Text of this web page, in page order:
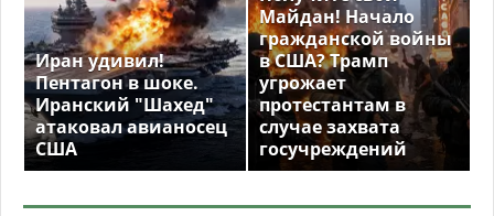
Иран удивил!
Пентагон в шоке.
Иранский "Шахед"
атаковал авианосец
США
Майдан! Начало
гражданской войны
в США? Трамп
угрожает
протестантам в
случае захвата
госучреждений